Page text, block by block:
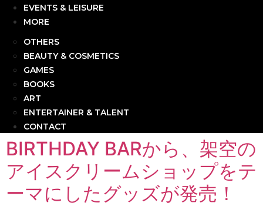
EVENTS & LEISURE
MORE
OTHERS
BEAUTY & COSMETICS
GAMES
BOOKS
ART
ENTERTAINER & TALENT
CONTACT
BIRTHDAY BARから、架空の
アイスクリームショップをテ
ーマにしたグッズが発売！